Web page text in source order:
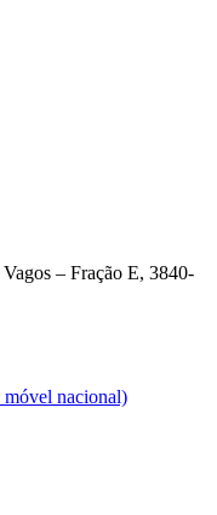
– Fração E, 3840-
móvel nacional)